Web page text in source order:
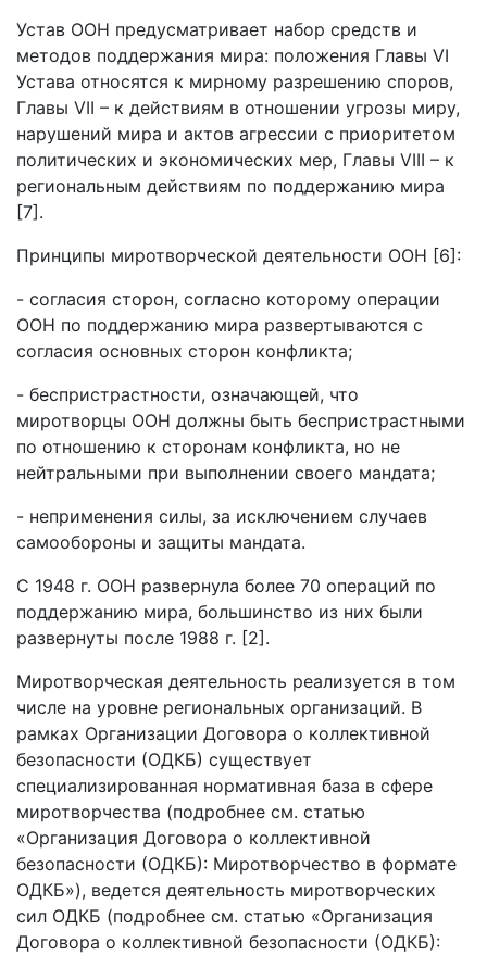
Устав ООН предусматривает набор средств и
методов поддержания мира: положения Главы VI
Устава относятся к мирному разрешению споров,
Главы VII – к действиям в отношении угрозы миру,
нарушений мира и актов агрессии с приоритетом
политических и экономических мер, Главы VIII – к
региональным действиям по поддержанию мира
[7].
Принципы миротворческой деятельности ООН [6]:
- согласия сторон, согласно которому операции
ООН по поддержанию мира развертываются с
согласия основных сторон конфликта;
- беспристрастности, означающей, что
миротворцы ООН должны быть беспристрастными
по отношению к сторонам конфликта, но не
нейтральными при выполнении своего мандата;
- неприменения силы, за исключением случаев
самообороны и защиты мандата.
С 1948 г. ООН развернула более 70 операций по
поддержанию мира, большинство из них были
развернуты после 1988 г. [2].
Миротворческая деятельность реализуется в том
числе на уровне региональных организаций. В
рамках Организации Договора о коллективной
безопасности (ОДКБ) существует
специализированная нормативная база в сфере
миротворчества (подробнее см. статью
«Организация Договора о коллективной
безопасности (ОДКБ): Миротворчество в формате
ОДКБ»), ведется деятельность миротворческих
сил ОДКБ (подробнее см. статью «Организация
Договора о коллективной безопасности (ОДКБ):